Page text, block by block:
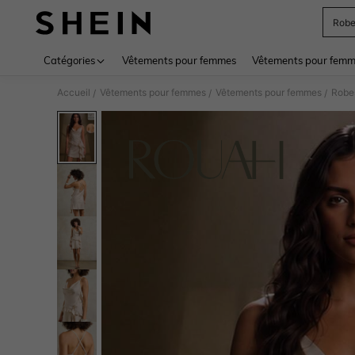
Robe
Catégories Vêtements pour femmes Vêtements pour
Accueil / Vêtements pour femmes / Vêtements pour femmes /